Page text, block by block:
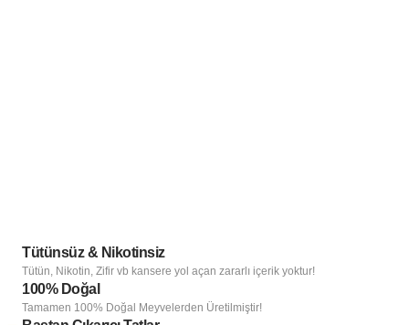
Tütünsüz & Nikotinsiz
Tütün, Nikotin, Zifir vb kansere yol açan zararlı içerik yoktur!
100% Doğal
Tamamen 100% Doğal Meyvelerden Üretilmiştir!